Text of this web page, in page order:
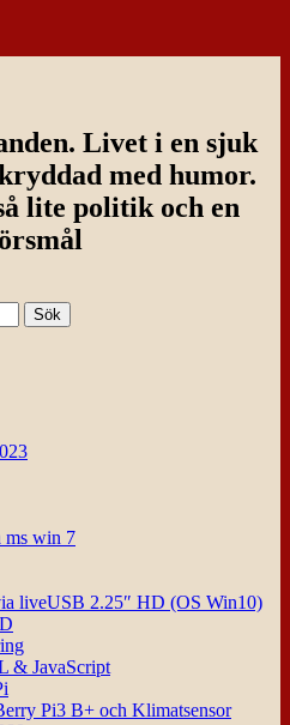
Livet i en sjuk
med humor.
lite politik och en
ms win 7
liveUSB 2.25″ HD (OS Win10)
& JavaScript
Pi3 B+ och Klimatsensor